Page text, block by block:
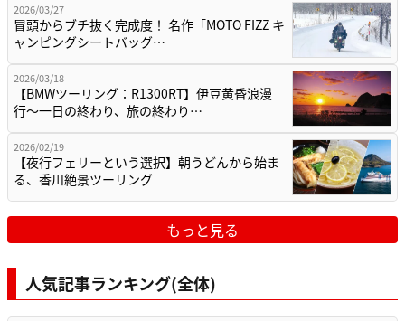
2026/03/27
冒頭からブチ抜く完成度！ 名作「MOTO FIZZ キ
ャンピングシートバッグ…
2026/03/18
【BMWツーリング：R1300RT】伊豆黄昏浪漫
行〜一日の終わり、旅の終わり…
2026/02/19
【夜行フェリーという選択】朝うどんから始ま
る、香川絶景ツーリング
もっと見る
人気記事ランキング(全体)